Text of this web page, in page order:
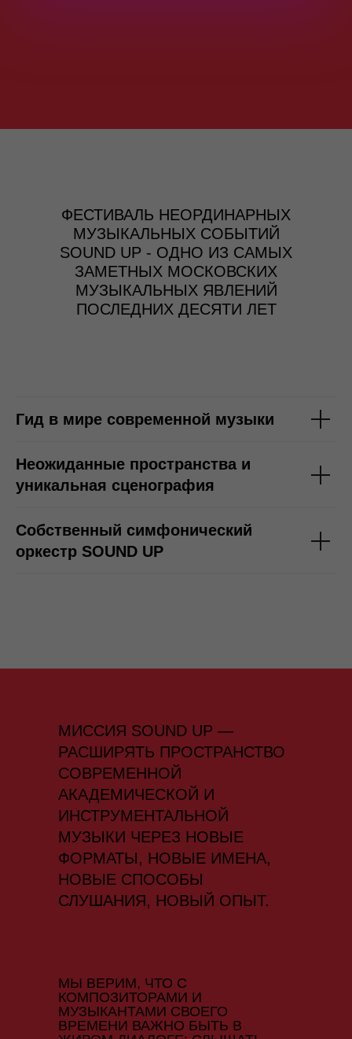
ФЕСТИВАЛЬ НЕОРДИНАРНЫХ
МУЗЫКАЛЬНЫХ СОБЫТИЙ
SOUND UP - ОДНО ИЗ САМЫХ
ЗАМЕТНЫХ МОСКОВСКИХ
МУЗЫКАЛЬНЫХ ЯВЛЕНИЙ
ПОСЛЕДНИХ ДЕСЯТИ ЛЕТ
Гид в мире современной музыки
Неожиданные пространства и
уникальная сценография
Собственный симфонический
оркестр SOUND UP
МЫ ВЕРИМ, ЧТО С
КОМПОЗИТОРАМИ И
МУЗЫКАНТАМИ СВОЕГО
ВРЕМЕНИ ВАЖНО БЫТЬ В
МИССИЯ SOUND UP —
РАСШИРЯТЬ ПРОСТРАНСТВО
СОВРЕМЕННОЙ
АКАДЕМИЧЕСКОЙ И
ИНСТРУМЕНТАЛЬНОЙ
МУЗЫКИ ЧЕРЕЗ НОВЫЕ
ФОРМАТЫ, НОВЫЕ ИМЕНА,
НОВЫЕ СПОСОБЫ
СЛУШАНИЯ, НОВЫЙ ОПЫТ.